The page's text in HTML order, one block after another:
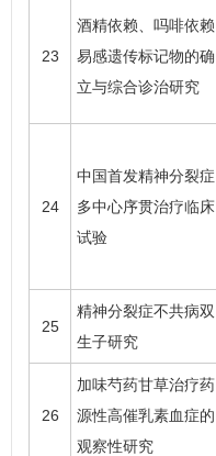
23
酒精依赖、吗啡依赖
易感遗传标记物的确
立与综合诊治研究
24
中国首发精神分裂症
多中心序贯治疗临床
试验
25
精神分裂症不共病双
生子研究
26
加味芍药甘草治疗药
源性高催乳素血症的
观察性研究